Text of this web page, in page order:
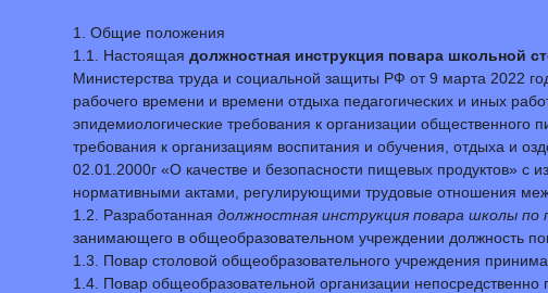
1. Общие положения
1.1. Настоящая должностная инструкция повара школьной
Министерства труда и социальной защиты РФ от 9 марта 2022
рабочего времени и времени отдыха педагогических и иных
эпидемиологические требования к организации общественного
требования к организациям воспитания и обучения, отдыха и
02.01.2000г «О качестве и безопасности пищевых продуктов» с
нормативными актами, регулирующими трудовые отношения
1.2. Разработанная должностная инструкция повара школы
занимающего в общеобразовательном учреждении должность
1.3. Повар столовой общеобразовательного учреждения
1.4. Повар общеобразовательной организации